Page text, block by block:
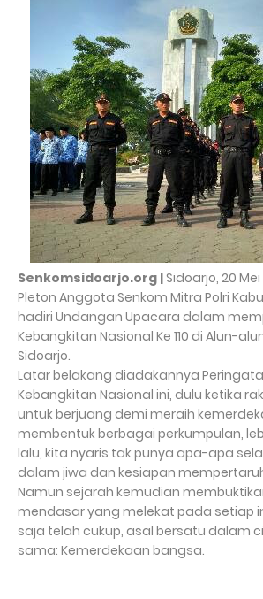
Senkomsidoarjo.org |Sidoarjo, 20 Mei
Pleton Anggota Senkom Mitra Polri
hadiri Undangan Upacara dalam
Kebangkitan Nasional Ke 110 di Alun-
Sidoarjo.
Latar belakang diadakannya
Kebangkitan Nasional ini, dulu ketika
untuk berjuang demi meraih
membentuk berbagai perkumpulan,
lalu, kita nyaris tak punya apa-apa
dalam jiwa dan kesiapan
Namun sejarah kemudian
mendasar yang melekat pada setiap
saja telah cukup, asal bersatu dalam
sama: Kemerdekaan bangsa.